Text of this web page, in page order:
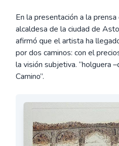
En la presentación a la
alcaldesa de la ciudad de
afirmó que el artista ha
por dos caminos: con el
la visión subjetiva. “holguera
Camino”.